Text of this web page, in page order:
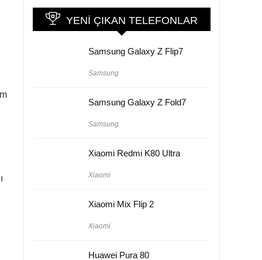
YENI ÇIKAN TELEFONLAR
Samsung Galaxy Z Flip7
Samsung
Samsung Galaxy Z Fold7
Samsung
Xiaomi Redmi K80 Ultra
Xiaomi
Xiaomi Mix Flip 2
Xiaomi
Huawei Pura 80